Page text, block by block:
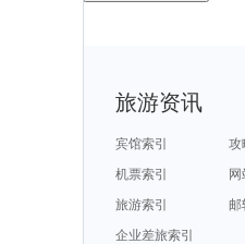
旅游资讯
宾馆索引
攻
机票索引
网
旅游索引
邮
企业差旅索引